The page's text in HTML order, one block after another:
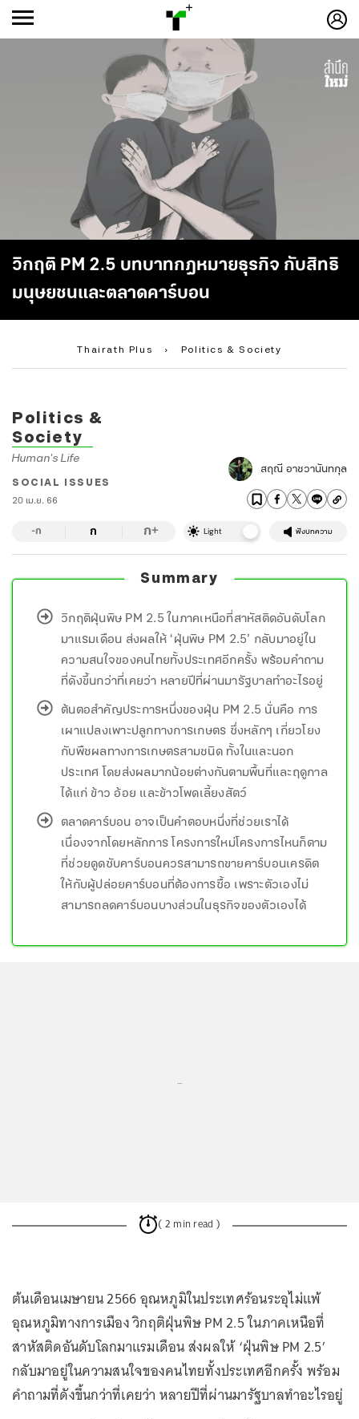
วิกฤติ PM 2.5 บทบาทกฎหมายธุรกิจ กับสิทธิ
มนุษยชนและตลาดคาร์บอน
Thairath Plus › Politics & Society
-ก
Politics &
Society
Human's Life
SOCIAL ISSUES
20 เม.ย. 66
สฤณี อาชวานันทกุล
-ก ก ก+ Light ฟังบทความ
Summary
วิกฤติฝุ่นพิษ PM 2.5 ในภาคเหนือที่สาหัสติดอันดับโลก
มาแรมเดือน ส่งผลให้ ‘ฝุ่นพิษ PM 2.5’ กลับมาอยู่ใน
ความสนใจของคนไทยทั้งประเทศอีกครั้ง พร้อมคำถาม
ที่ดังขึ้นกว่าที่เคยว่า หลายปีที่ผ่านมารัฐบาลทำอะไรอยู่
ต้นตอสำคัญประการหนึ่งของฝุ่น PM 2.5 นั่นคือ การ
เผาแปลงเพาะปลูกทางการเกษตร ซึ่งหลักๆ เกี่ยวโยง
กับพืชผลทางการเกษตรสามชนิด ทั้งในและนอก
ประเทศ โดยส่งผลมากน้อยต่างกันตามพื้นที่และฤดูกาล
ได้แก่ ข้าว อ้อย และข้าวโพดเลี้ยงสัตว์
ตลาดคาร์บอน อาจเป็นคำตอบหนึ่งที่ช่วยเราได้
เนื่องจากโดยหลักการ โครงการใหม่โครงการไหนก็ตาม
ที่ช่วยดูดซับคาร์บอนควรสามารถขายคาร์บอนเครดิต
ให้กับผู้ปล่อยคาร์บอนที่ต้องการซื้อ เพราะตัวเองไม่
สามารถลดคาร์บอนบางส่วนในธุรกิจของตัวเองได้
...
( 2 min read )
ต้นเดือนเมษายน 2566 อุณหภูมิในประเทศร้อนระอุไม่แพ้
อุณหภูมิทางการเมือง วิกฤติฝุ่นพิษ PM 2.5 ในภาคเหนือที่
สาหัสติดอันดับโลกมาแรมเดือน ส่งผลให้ ‘ฝุ่นพิษ PM 2.5’
กลับมาอยู่ในความสนใจของคนไทยทั้งประเทศอีกครั้ง พร้อม
คำถามที่ดังขึ้นกว่าที่เคยว่า หลายปีที่ผ่านมารัฐบาลทำอะไรอยู่